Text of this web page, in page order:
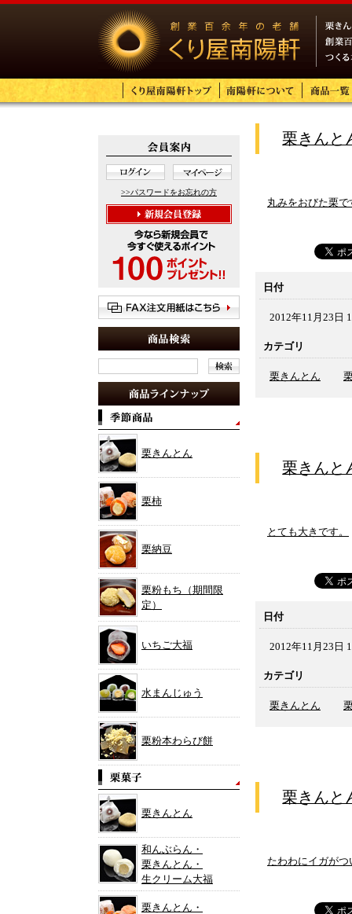
>>パスワードをお忘れの方
栗きんとん
栗柿
栗納豆
栗粉もち（期間限
定）
いちご大福
水まんじゅう
栗粉本わらび餅
栗きんとん
和んぶらん・
栗きんとん・
生クリーム大福
栗きんとん・
栗きん
丸みをおびた栗で
日付
2012年11月23日
カテゴリ
栗きんとん
栗きん
とても大きです。
日付
2012年11月23日
カテゴリ
栗きんとん
栗きん
たわわにイガが